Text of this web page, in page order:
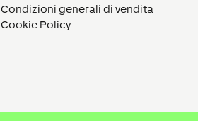
Condizioni generali di vendita
Cookie Policy